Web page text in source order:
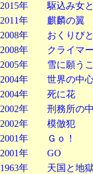
2015年 駆込み女と
2011年 麒麟の翼
2008年 おくりび
2008年 クライマー
2005年 雪に願う
2004年 世界の中心
2004年 死に花
2002年 刑務所の
2002年 模倣犯
2001年 Ｇｏ！
2001年 GO
1963年 天国と地